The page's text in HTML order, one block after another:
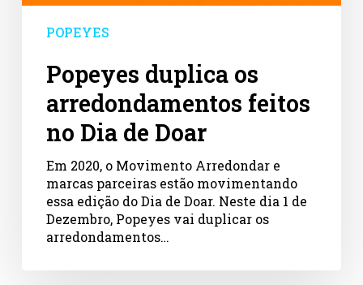
POPEYES
Popeyes duplica os
arredondamentos feitos
no Dia de Doar
Em 2020, o Movimento Arredondar e
marcas parceiras estão movimentando
essa edição do Dia de Doar. Neste dia 1 de
Dezembro, Popeyes vai duplicar os
arredondamentos…